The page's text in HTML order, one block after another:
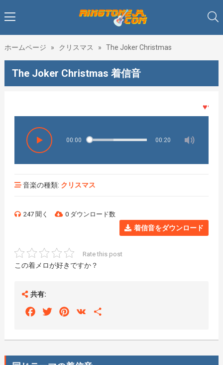
ホームページ » クリスマス » The Joker Christmas
The Joker Christmas 着信音
♥♥♥着
00:00 00:20
音楽の種類: クリスマス
247 聞く 0 ダウンロード数
着信音をダウンロード
Rate this post
この着メロが好きですか？
共有:
FacebookTwitterPinterest
VK